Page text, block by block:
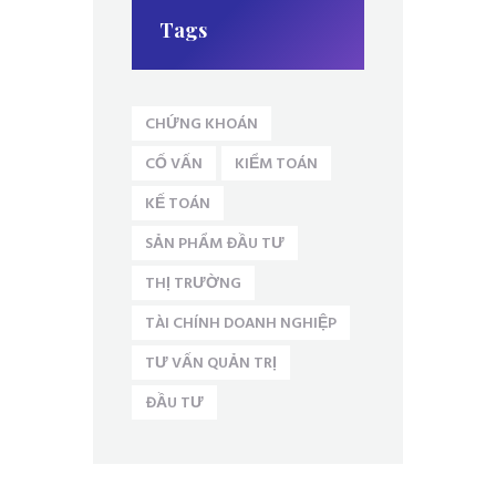
Tags
CHỨNG KHOÁN
CỐ VẤN
KIỂM TOÁN
KẾ TOÁN
SẢN PHẨM ĐẦU TƯ
THỊ TRƯỜNG
TÀI CHÍNH DOANH NGHIỆP
TƯ VẤN QUẢN TRỊ
ĐẦU TƯ